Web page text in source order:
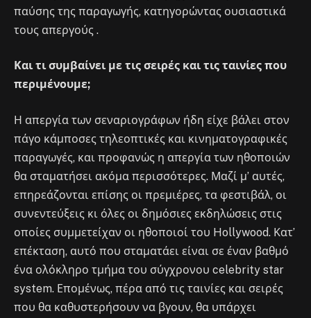
παύσης της παραγωγής, κατηγορώντας ουσιαστικά
τους απεργούς .
Και τι συμβαίνει με τις σειρές και τις ταινίες που
περιμένουμε;
Η απεργία των σεναριογράφων ήδη είχε βάλει στον
πάγο κάμποσες τηλεοπτικές και κινηματογραφικές
παραγωγές, και προφανώς η απεργία των ηθοποιών
θα σταματήσει ακόμα περισσότερες. Μαζί μ’ αυτές,
επηρεάζονται επίσης οι πρεμιέρες, τα φεστιβάλ, οι
συνεντεύξεις κι όλες οι δημόσιες εκδηλώσεις στις
οποίες συμμετείχαν οι ηθοποιοί του Hollywood. Κατ’
επέκταση, αυτό που σταματάει είναι σε έναν βαθμό
ένα ολόκληρο τμήμα του σύγχρονου celebrity star
system. Επομένως, πέρα από τις ταινίες και σειρές
που θα καθυστερήσουν να βγουν, θα υπάρχει